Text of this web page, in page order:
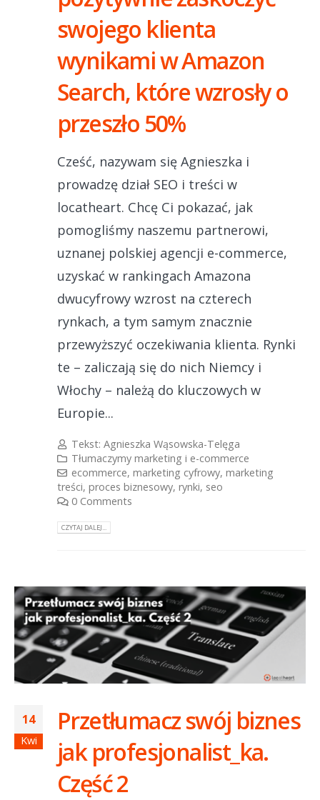
swojego klienta
wynikami w Amazon
Search, które wzrosły o
przeszło 50%
Cześć, nazywam się Agnieszka i
prowadzę dział SEO i treści w
locatheart. Chcę Ci pokazać, jak
pomogliśmy naszemu partnerowi,
uznanej polskiej agencji e-commerce,
uzyskać w rankingach Amazona
dwucyfrowy wzrost na czterech
rynkach, a tym samym znacznie
przewyższyć oczekiwania klienta. Rynki
te – zaliczają się do nich Niemcy i
Włochy – należą do kluczowych w
Europie...
Tekst:Agnieszka Wąsowska-Telęga
Tłumaczymy marketing i e-commerce
ecommerce,marketing cyfrowy,marketing
treści, proces biznesowy, rynki, seo
0 Comments
CZYTAJ DALEJ...
14
Kwi
Przetłumacz swój biznes
jak profesjonalist_ka.
Część 2